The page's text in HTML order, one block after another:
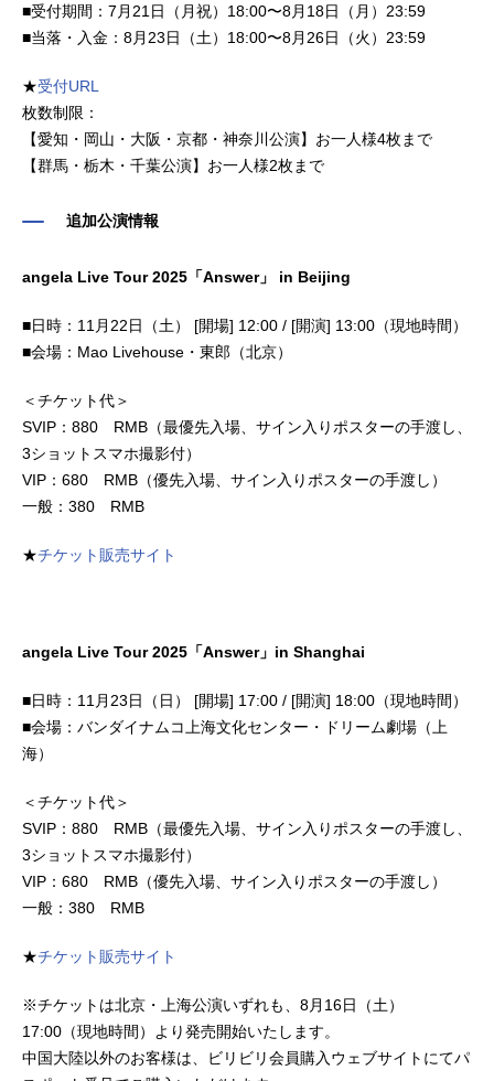
■受付期間：7月21日（月祝）18:00〜8月18日（月）23:59
■当落・入金：8月23日（土）18:00〜8月26日（火）23:59
★受付URL
枚数制限：
【愛知・岡山・大阪・京都・神奈川公演】お一人様4枚まで
【群馬・栃木・千葉公演】お一人様2枚まで
追加公演情報
angela Live Tour 2025「Answer」 in Beijing
■日時：11月22日（土） [開場] 12:00 / [開演] 13:00（現地時間）
■会場：Mao Livehouse・東郎（北京）
＜チケット代＞
SVIP：880 RMB（最優先入場、サイン入りポスターの手渡し、
3ショットスマホ撮影付）
VIP：680 RMB（優先入場、サイン入りポスターの手渡し）
一般：380 RMB
★チケット販売サイト
angela Live Tour 2025「Answer」in Shanghai
■日時：11月23日（日） [開場] 17:00 / [開演] 18:00（現地時間）
■会場：バンダイナムコ上海文化センター・ドリーム劇場（上
海）
＜チケット代＞
SVIP：880 RMB（最優先入場、サイン入りポスターの手渡し、
3ショットスマホ撮影付）
VIP：680 RMB（優先入場、サイン入りポスターの手渡し）
一般：380 RMB
★チケット販売サイト
※チケットは北京・上海公演いずれも、8月16日（土）
17:00（現地時間）より発売開始いたします。
中国大陸以外のお客様は、ビリビリ会員購入ウェブサイトにてパ